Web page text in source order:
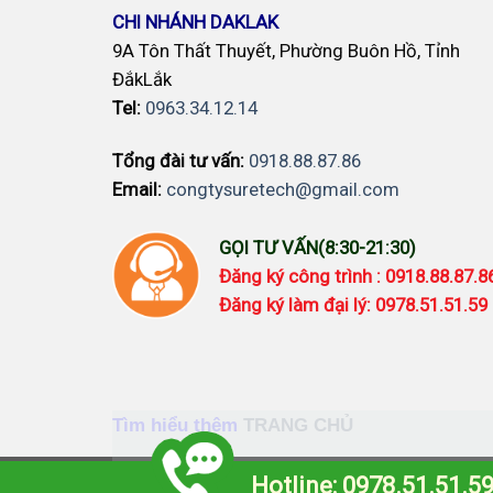
Hotline: 0978.51.51.59
CHI NHÁNH DAKLAK
9A Tôn Thất Thuyết, Phường Buôn Hồ, Tỉnh
ĐắkLắk
Tel: 0963.34.12.14
Tổng đài tư vấn: 0918.88.87.86
Email: congtysuretech@gmail.com
GỌI TƯ VẤN(8:30-21:30)
Đăng ký công trình :
Đăng ký làm đại lý: 0978.51.51.59
Tìm hiểu thêm TRANG CHỦ
Camera imou Camera Ezviz-Đèn Năng